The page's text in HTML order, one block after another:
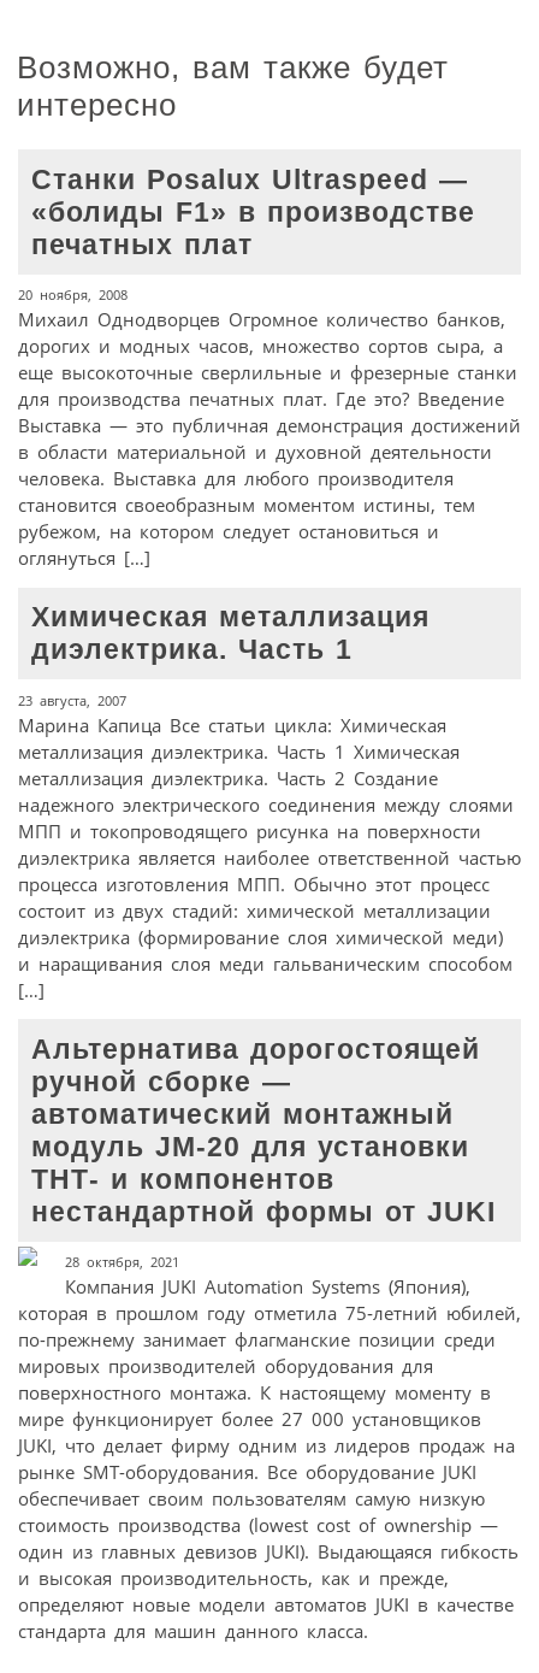
Возможно, вам также будет
интересно
Станки Posalux Ultraspeed —
«болиды F1» в производстве
печатных плат
20 ноября, 2008
Михаил Однодворцев Огромное количество банков,
дорогих и модных часов, множество сортов сыра, а
еще высокоточные сверлильные и фрезерные станки
для производства печатных плат. Где это? Введение
Выставка — это публичная демонстрация достижений
в области материальной и духовной деятельности
человека. Выставка для любого производителя
становится своеобразным моментом истины, тем
рубежом, на котором следует остановиться и
оглянуться […]
Химическая металлизация
диэлектрика. Часть 1
23 августа, 2007
Марина Капица Все статьи цикла: Химическая
металлизация диэлектрика. Часть 1 Химическая
металлизация диэлектрика. Часть 2 Создание
надежного электрического соединения между слоями
МПП и токопроводящего рисунка на поверхности
диэлектрика является наиболее ответственной частью
процесса изготовления МПП. Обычно этот процесс
состоит из двух стадий: химической металлизации
диэлектрика (формирование слоя химической меди)
и наращивания слоя меди гальваническим способом
[…]
Альтернатива дорогостоящей
ручной сборке —
автоматический монтажный
модуль JM-20 для установки
ТНТ- и компонентов
нестандартной формы от JUKI
28 октября, 2021
Компания JUKI Automation Systems (Япония),
которая в прошлом году отметила 75‑летний юбилей,
по-прежнему занимает флагманские позиции среди
мировых производителей оборудования для
поверхностного монтажа. К настоящему моменту в
мире функционирует более 27 000 установщиков
JUKI, что делает фирму одним из лидеров продаж на
рынке SMT-оборудования. Все оборудование JUKI
обеспечивает своим пользователям самую низкую
стоимость производства (lowest cost of ownership —
один из главных девизов JUKI). Выдающаяся гибкость
и высокая производительность, как и прежде,
определяют новые модели автоматов JUKI в качестве
стандарта для машин данного класса.